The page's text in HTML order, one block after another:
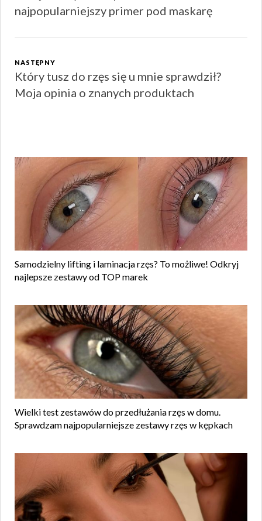
najpopularniejszy primer pod maskarę
NASTĘPNY
Następny
wpis:
Który tusz do rzęs się u mnie sprawdził?
Moja opinia o znanych produktach
Samodzielny lifting i laminacja rzęs? To możliwe! Odkryj
najlepsze zestawy od TOP marek
Wielki test zestawów do przedłużania rzęs w domu.
Sprawdzam najpopularniejsze zestawy rzęs w kępkach